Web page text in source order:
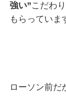
強い”こだわ
もらっていま
ローソン前だ